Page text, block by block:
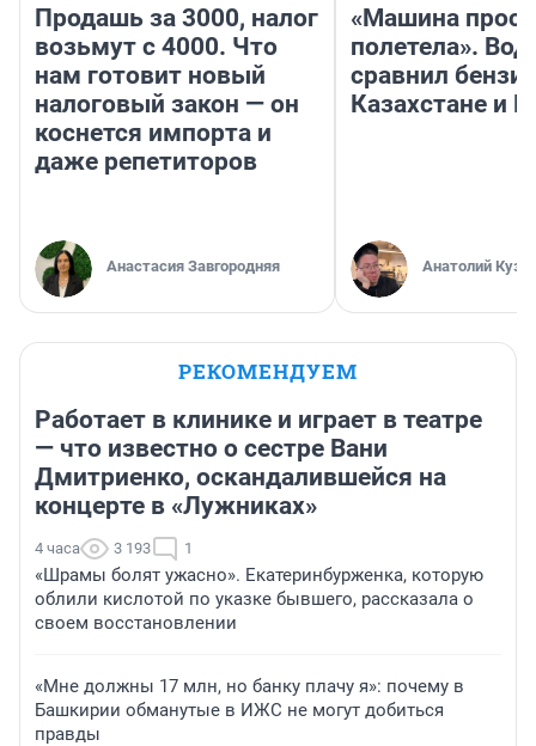
Продашь за 3000, налог
возьмут с 4000. Что
нам готовит новый
налоговый закон — он
коснется импорта и
даже репетиторов
Анастасия Завгородняя
«Машина
полетела».
сравнил
Казахстане и
Анатолий
РЕКОМЕНДУЕМ
Работает в клинике и играет в театре
— что известно о сестре Вани
Дмитриенко, оскандалившейся на
концерте в «Лужниках»
4 часа 3 193 1
«Шрамы болят ужасно». Екатеринбурженка, которую
облили кислотой по указке бывшего, рассказала о
своем восстановлении
«Мне должны 17 млн, но банку плачу я»: почему в
Башкирии обманутые в ИЖС не могут добиться
правды